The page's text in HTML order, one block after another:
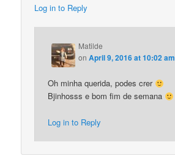
Log in to Reply
Matilde
onApril 9, 2016 at 10:02 am
Oh minha querida, podes crer
Bjinhosss e bom fim de semana
Log in to Reply